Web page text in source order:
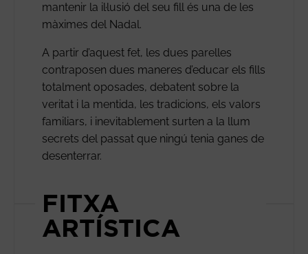
mantenir la il·lusió del seu fill és una de les
màximes del Nadal.
A partir d’aquest fet, les dues parelles
contraposen dues maneres d’educar els fills
totalment oposades, debatent sobre la
veritat i la mentida, les tradicions, els valors
familiars, i inevitablement surten a la llum
secrets del passat que ningú tenia ganes de
desenterrar.
FITXA
ARTÍSTICA